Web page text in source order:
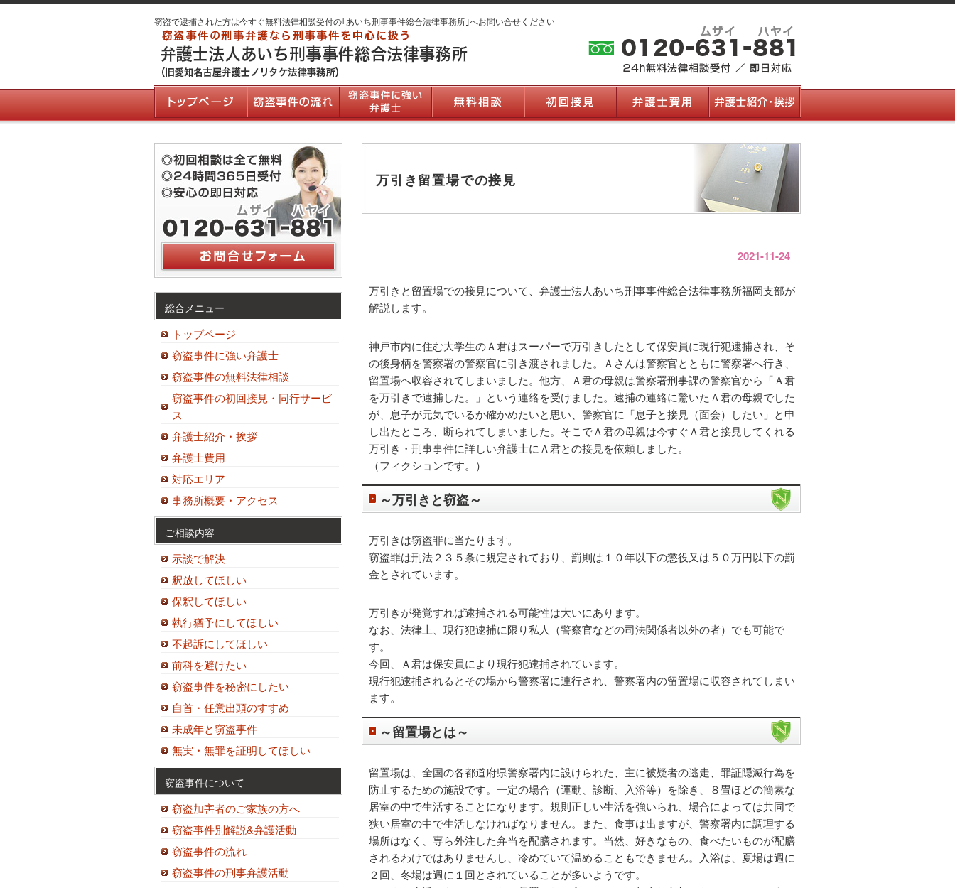
窃盗で逮捕された方は今すぐ無料法律相談受付の｢あいち刑事事件総合法律事務所｣へお問い合せください
万引き留置場での接見
2021-11-24
万引きと留置場での接見について、弁護士法人あいち刑事事件総合法律事務所福岡支部が
解説します。
神戸市内に住む大学生のＡ君はスーパーで万引きしたとして保安員に現行犯逮捕され、そ
の後身柄を警察署の警察官に引き渡されました。Ａさんは警察官とともに警察署へ行き、
留置場へ収容されてしまいました。他方、Ａ君の母親は警察署刑事課の警察官から「Ａ君
を万引きで逮捕した。」という連絡を受けました。逮捕の連絡に驚いたＡ君の母親でした
が、息子が元気でいるか確かめたいと思い、警察官に「息子と接見（面会）したい」と申
し出たところ、断られてしまいました。そこでＡ君の母親は今すぐＡ君と接見してくれる
万引き・刑事事件に詳しい弁護士にＡ君との接見を依頼しました。
（フィクションです。）
～万引きと窃盗～
万引きは窃盗罪に当たります。
窃盗罪は刑法２３５条に規定されており、罰則は１０年以下の懲役又は５０万円以下の罰
金とされています。
万引きが発覚すれば逮捕される可能性は大いにあります。
なお、法律上、現行犯逮捕に限り私人（警察官などの司法関係者以外の者）でも可能で
す。
今回、Ａ君は保安員により現行犯逮捕されています。
現行犯逮捕されるとその場から警察署に連行され、警察署内の留置場に収容されてしまい
ます。
～留置場とは～
留置場は、全国の各都道府県警察署内に設けられた、主に被疑者の逃走、罪証隠滅行為を
防止するための施設です。一定の場合（運動、診断、入浴等）を除き、８畳ほどの簡素な
居室の中で生活することになります。規則正しい生活を強いられ、場合によっては共同で
狭い居室の中で生活しなければなりません。また、食事は出ますが、警察署内に調理する
場所はなく、専ら外注した弁当を配膳されます。当然、好きなもの、食べたいものが配膳
されるわけではありませんし、冷めていて温めることもできません。入浴は、夏場は週に
２回、冬場は週に１回とされていることが多いようです。
総合メニュー
トップページ
窃盗事件に強い弁護士
窃盗事件の無料法律相談
窃盗事件の初回接見・同行サービ
ス
弁護士紹介・挨拶
弁護士費用
対応エリア
事務所概要・アクセス
ご相談内容
示談で解決
釈放してほしい
保釈してほしい
執行猶予にしてほしい
不起訴にしてほしい
前科を避けたい
窃盗事件を秘密にしたい
自首・任意出頭のすすめ
未成年と窃盗事件
無実・無罪を証明してほしい
窃盗事件について
窃盗加害者のご家族の方へ
窃盗事件別解説&弁護活動
窃盗事件の流れ
窃盗事件の刑事弁護活動